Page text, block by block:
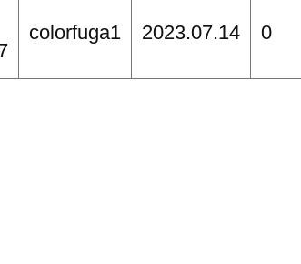
colorfuga1 2023.07.14 0